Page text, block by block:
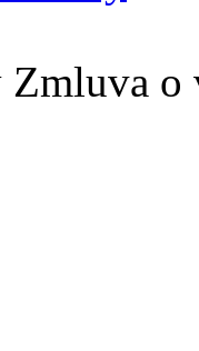
Zmluva